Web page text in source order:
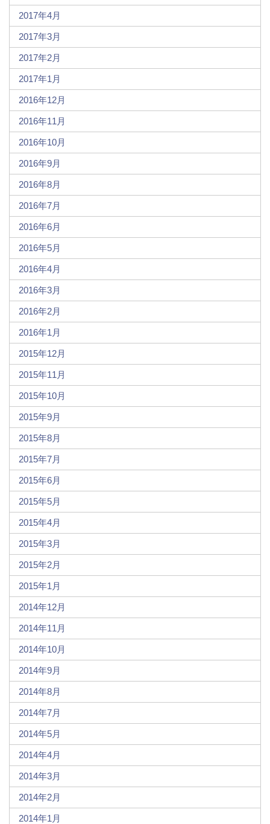
2017年4月
2017年3月
2017年2月
2017年1月
2016年12月
2016年11月
2016年10月
2016年9月
2016年8月
2016年7月
2016年6月
2016年5月
2016年4月
2016年3月
2016年2月
2016年1月
2015年12月
2015年11月
2015年10月
2015年9月
2015年8月
2015年7月
2015年6月
2015年5月
2015年4月
2015年3月
2015年2月
2015年1月
2014年12月
2014年11月
2014年10月
2014年9月
2014年8月
2014年7月
2014年5月
2014年4月
2014年3月
2014年2月
2014年1月